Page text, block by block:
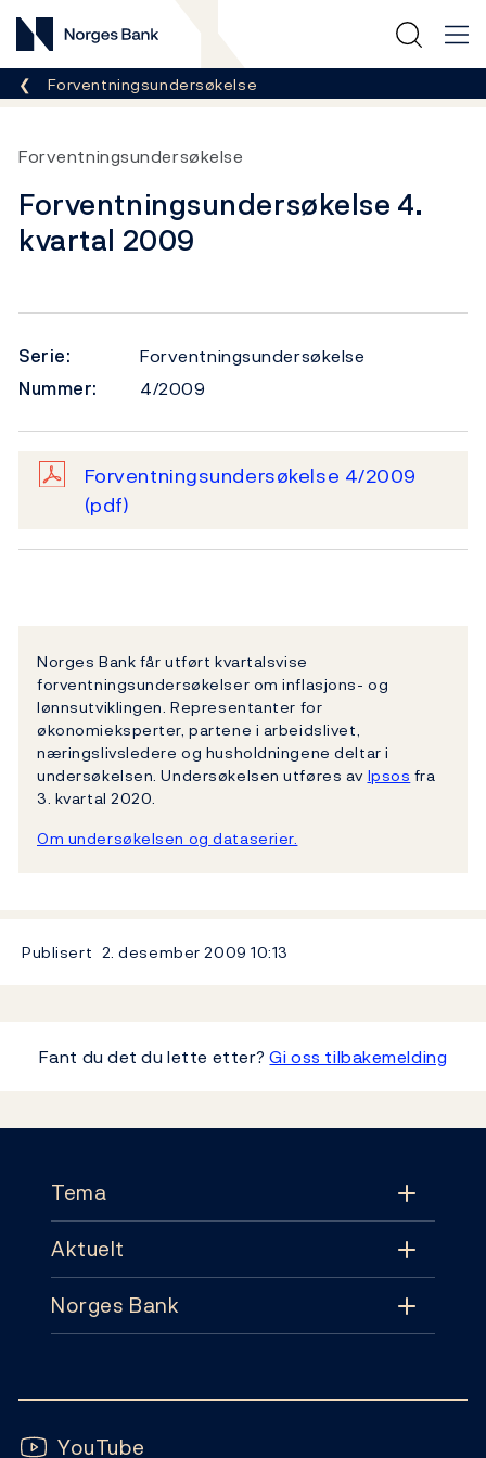
Norges Bank
Her er du nå:
Forventningsundersøkelse
Forventningsundersøkelse
Forventningsundersøkelse 4.
kvartal 2009
Serie:
Forventningsundersøkelse
Nummer:
4/2009
Forventningsundersøkelse 4/2009
(pdf)
Norges Bank får utført kvartalsvise
forventningsundersøkelser om inflasjons- og
lønnsutviklingen. Representanter for
økonomieksperter, partene i arbeidslivet,
næringslivsledere og husholdningene deltar i
undersøkelsen. Undersøkelsen utføres avIpsos fra
3. kvartal 2020.
Om undersøkelsen og dataserier.
Publisert 2. desember 200910:13
Fant du det du lette etter?Gi oss tilbakemelding
Tema
Tema
Pengepolitikk
Aktuelt
Aktuelt
Publikasjoner
Norges Bank
Abonnement
Følg oss:
YouTube